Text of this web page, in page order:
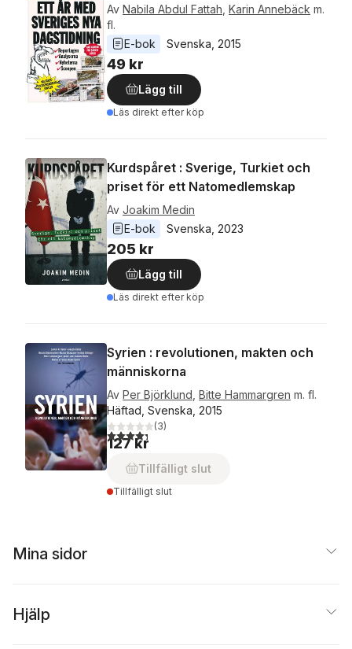
Av Nabila Abdul Fattah Karin Annebäck m.
fl.
E-bok
Svenska 2015
49 kr
Lägg till
Läs direkt efter köp
Kurdspåret : Sverige, Turkiet och
priset för ett Natomedlemskap
Av Joakim Medin
E-bok
Svenska 2023
205 kr
Lägg till
Läs direkt efter köp
Syrien : revolutionen, makten och
människorna
Av Per Björklund Bitte Hammargren m. fl.
Häftad, Svenska, 2015
4,3utav 5 stjärnor. Totalt antal röster:
(3)
127 kr
Tillfälligt slut
Tillfälligt slut
Mina sidor
Hjälp